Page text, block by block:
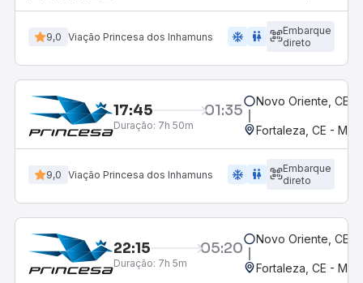
9,0 Viação Princesa dos Inhamuns ac_unit wc
Embarque
direto
17:45 01:35
Duração: 7h 50m
Novo Oriente, CE
Fortaleza, CE -
9,0 Viação Princesa dos Inhamuns ac_unit wc
Embarque
direto
22:15 05:20
Duração: 7h 5m
Novo Oriente, CE
Fortaleza, CE -